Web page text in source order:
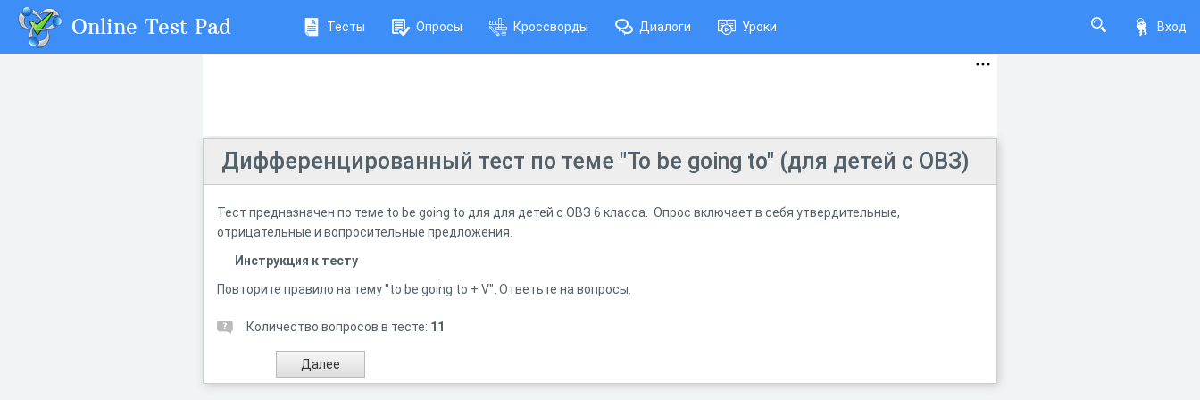
Вход
Online Test Pad Тесты Опросы Кроссворды Диалоги Уроки
Дифференцированный тест по теме "To be going to" (для детей с ОВЗ)
Тест предназначен по теме to be going to для для детей с ОВЗ 6 класса. Опрос включает в себя утвердительные,
отрицательные и вопросительные предложения.
Инструкция к тесту
Повторите правило на тему "to be going to + V". Ответьте на вопросы.
Количество вопросов в тесте: 11